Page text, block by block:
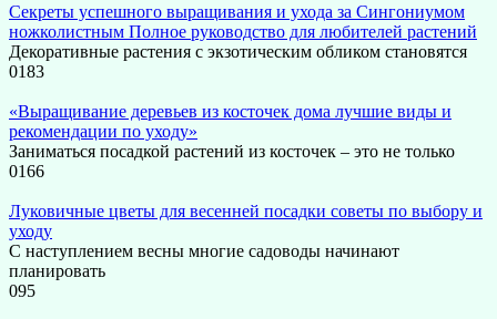
Секреты успешного выращивания и ухода за Сингониумом
ножколистным Полное руководство для любителей растений
Декоративные растения с экзотическим обликом становятся
0183
«Выращивание деревьев из косточек дома лучшие виды и
рекомендации по уходу»
Заниматься посадкой растений из косточек – это не только
0166
Луковичные цветы для весенней посадки советы по выбору и
уходу
С наступлением весны многие садоводы начинают
планировать
095